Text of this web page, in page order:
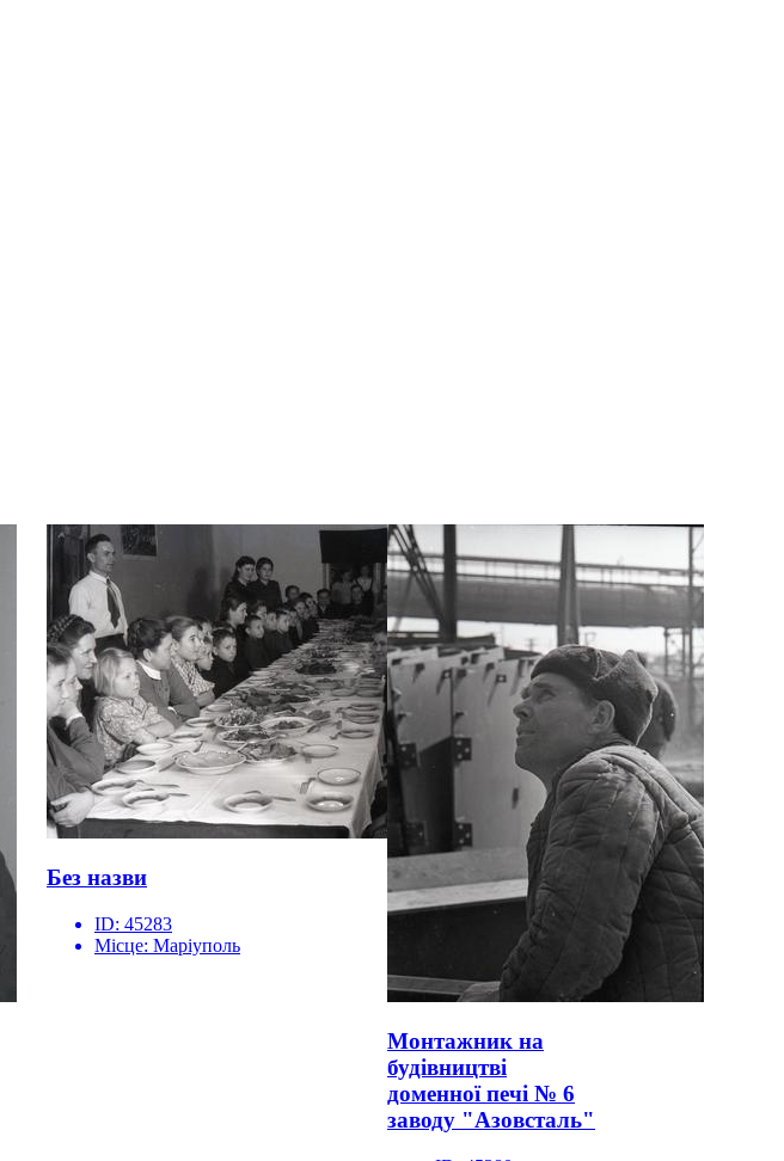
Без назви
ID: 45283
Місце: Маріуполь
Монтажник на
будівництві
доменної печі № 6
заводу "Азовсталь"